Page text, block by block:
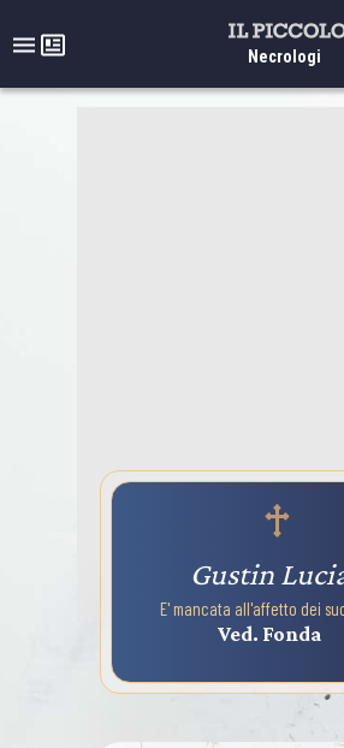
Necrologi
Gustin
E' mancata all'affetto dei
Ved. Fonda